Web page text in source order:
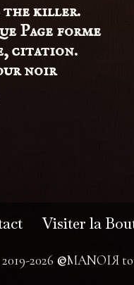
the killer.
Page forme
citation.
noir
Visiter la
2019-2026 ©MANOIЯ